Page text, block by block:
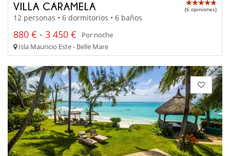
VILLA CARAMELA (6 opiniones)
12 personas • 6 dormitorios • 6 baños
880 € - 3 450 €
Por noche
Isla Mauricio Este - Belle Mare